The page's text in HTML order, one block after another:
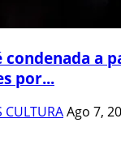
condenada a
por...
CULTURAAgo 7,